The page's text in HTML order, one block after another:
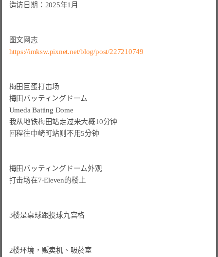
造访日期：2025年1月
https://imksw.pixnet.net/blog/post/227210749
梅田巨蛋打击场
梅田バッティングドーム
Umeda Batting Dome
我从地铁梅田站走过来大概10分钟
回程往中崎町站则不用5分钟
梅田バッティングドーム外观
打击场在7-Eleven的楼上
3楼是桌球跟投球九宫格
2楼环境，贩卖机、吸菸室